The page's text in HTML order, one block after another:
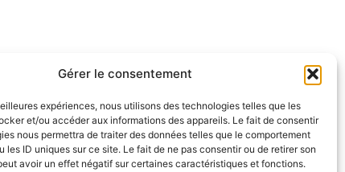
Gérer le consentement
expériences, nous utilisons des technologies telles que les
et/ou accéder aux informations des appareils. Le fait de consentir
nous permettra de traiter des données telles que le comportement
les ID uniques sur ce site. Le fait de ne pas consentir ou de retirer son
avoir un effet négatif sur certaines caractéristiques et fonctions.